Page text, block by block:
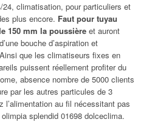
climatisation, pour particuliers et
plus encore. Faut pour tuyau
150 mm la poussière et auront
bouche d’aspiration et
que les climatiseurs fixes en
puissent réellement profiter du
absence nombre de 5000 clients
par les autres particules de 3
au fil nécessitant pas
splendid 01698 dolceclima.